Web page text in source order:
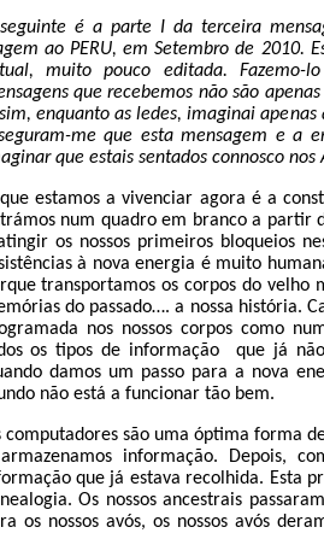
é a parte I da terceira
ao PERU, em Setembro de 2010.
muito pouco editada. Fazemo-
que recebemos não são
enquanto as ledes, imaginai
me que esta mensagem e a
que estais sentados connosco nos
estamos a vivenciar agora é a
num quadro em branco a partir
os nossos primeiros bloqueios
à nova energia é muito
transportamos os corpos do velho
do passado…. a nossa história.
nos nossos corpos como
os tipos de informação que já
damos um passo para a nova
não está a funcionar tão bem.
computadores são uma óptima forma
informação. Depois,
que já estava recolhida. Esta
Os nossos ancestrais
os nossos avós, os nossos avós